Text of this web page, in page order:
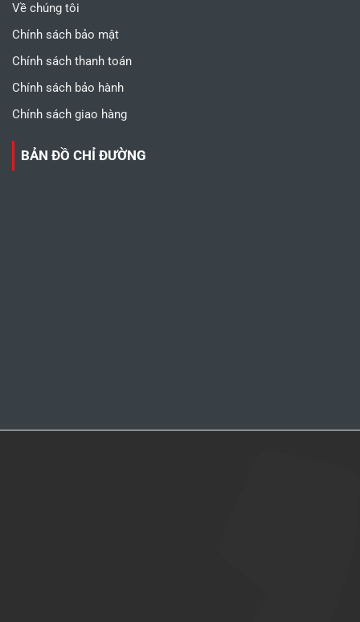
Về chúng tôi
Chính sách bảo mật
Chính sách thanh toán
Chính sách bảo hành
Chính sách giao hàng
BẢN ĐỒ CHỈ ĐƯỜNG